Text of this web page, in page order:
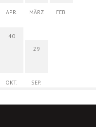
APR. MÄRZ FEB.
40
OKT.
29
SEP.